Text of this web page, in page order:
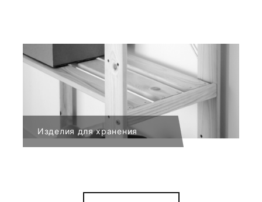
Изделия для хранения